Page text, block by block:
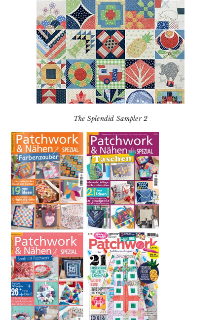
The Splendid Sampler 2